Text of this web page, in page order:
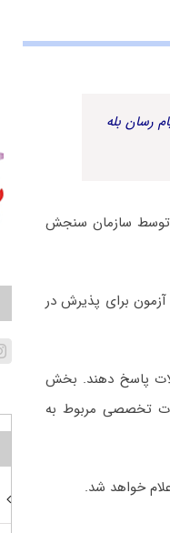
رسان بله
و پاسخنامه کلیدی درس استعداد تحصیلی کنکور دکتری گروه علوم انسانی سال ۱۴۰۴ توسط سازمان سنجش
اسفند ۱۴۰۳ برگزار شد. این آزمون برای پذیرش در
پاسخ دهند. بخش
تخصصی مربوط به